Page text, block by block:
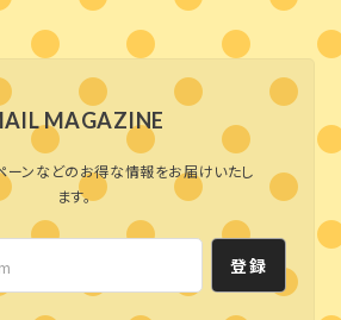
MAGAZINE
ーンなどのお得な情報をお届けいたし
ます。
登録